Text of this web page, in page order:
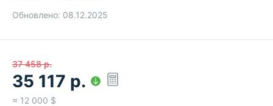
Обновлено: 08.12.2025
37 458 р.
35 117 р.
≈ 12 000 $